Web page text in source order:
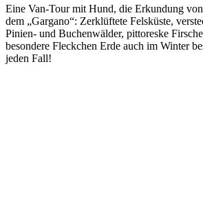
Eine Van-Tour mit Hund, die Erkundung
dem „Gargano“: Zerklüftete Felsküste,
Pinien- und Buchenwälder, pittoreske
besondere Fleckchen Erde auch im Winter
jeden Fall!